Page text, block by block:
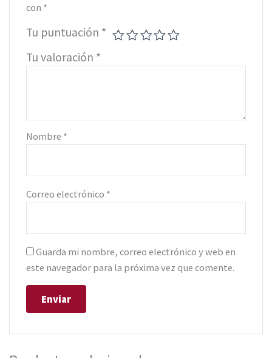
con *
Tu puntuación *
Tu valoración *
Nombre *
Correo electrónico *
Guarda mi nombre, correo electrónico y web en
este navegador para la próxima vez que comente.